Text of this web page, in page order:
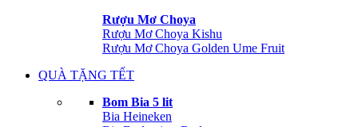
Rượu Mơ Choya
Rượu Mơ Choya Kishu
Rượu Mơ Choya Golden Ume Fruit
QUÀ TẶNG TẾT
Bom Bia 5 lit
Bia Heineken